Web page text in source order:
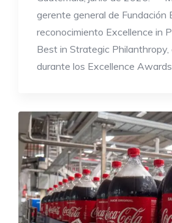
gerente general de Fundación
reconocimiento Excellence in
Best in Strategic Philanthropy,
durante los Excellence